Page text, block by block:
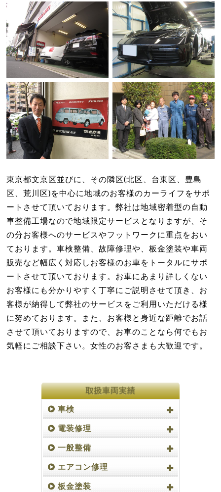
東京都文京区並びに、その隣区(北区、台東区、豊島
区、荒川区)を中心に地域のお客様のカーライフをサポ
ートさせて頂いております。弊社は地域密着型の自動
車整備工場なので地域限定サービスとなりますが、そ
の分お客様へのサービスやフットワークに重点をおい
ております。車検整備、故障修理や、板金塗装や車両
販売など幅広く対応しお客様のお車をトータルにサポ
ートさせて頂いております。お車にあまり詳しくない
お客様にも分かりやすく丁寧にご説明させて頂き、お
客様が納得して弊社のサービスをご利用いただける様
に努めております。また、お客様と身近な距離でお話
させて頂いておりますので、お車のことなら何でもお
気軽にご相談下さい。女性のお客さまも大歓迎です。
車検
電装修理
一般整備
エアコン修理
板金塗装